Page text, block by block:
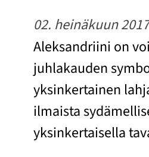
02. heinäkuun 2017
Aleksandriini on
juhlakauden
yksinkertainen
ilmaista
yksinkertaisella